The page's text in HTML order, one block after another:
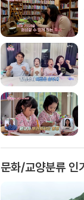
문화/교양분류 인